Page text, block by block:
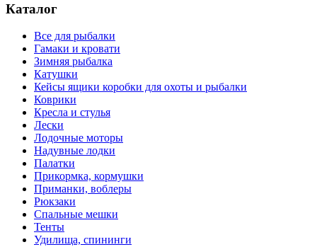
Каталог
Все для рыбалки
Гамаки и кровати
Зимняя рыбалка
Катушки
Кейсы ящики коробки для охоты и рыбалки
Коврики
Кресла и стулья
Лески
Лодочные моторы
Надувные лодки
Палатки
Прикормка, кормушки
Приманки, воблеры
Рюкзаки
Спальные мешки
Тенты
Удилища, спининги